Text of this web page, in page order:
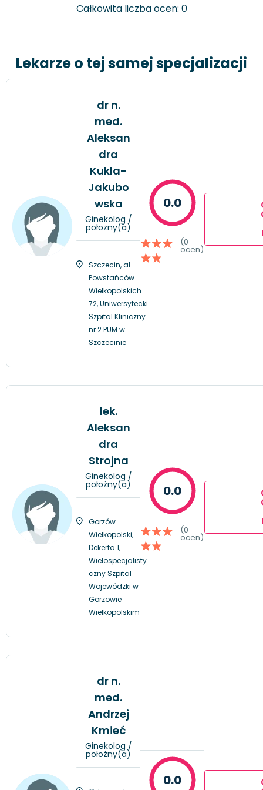
Całkowita liczba ocen: 0
Lekarze o tej samej specjalizacji
dr n.
med.
Aleksan
dra
Kukla-
Jakubo
wska
Ginekolog /
położny(a)
Szczecin, al.
Powstańców
Wielkopolskich
72, Uniwersytecki
Szpital Kliniczny
nr 2 PUM w
Szczecinie
0.0
(0
ocen)
lek.
Aleksan
dra
Strojna
Ginekolog /
położny(a)
Gorzów
Wielkopolski,
Dekerta 1,
Wielospecjalisty
czny Szpital
Wojewódzki w
Gorzowie
Wielkopolskim
0.0
(0
ocen)
dr n.
med.
Andrzej
Kmieć
Ginekolog /
położny(a)
0.0